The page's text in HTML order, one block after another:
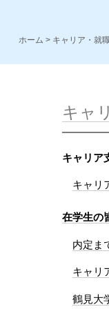
ホーム > キャリア・就
キャ
キャリア
キャリ
在学生の
内定ま
キャリ
鶴見大